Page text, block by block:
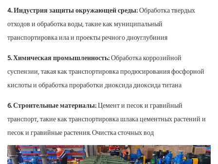
4. Индустрия защиты окружающей среды:Обработка твердых
отходов и обработка воды, такие как муниципальный
транспортировка ила и проекты речного дноуглубиния
5. Химическая промышленность:Обработка коррозийной
суспензии, такая как транспортировка продюсирования фосфорной
кислоты и обработка проработки диоксида диоксида титана
6. Строительные материалы:Цемент и песок и гравийный
транспорт, такие как транспортировка шлака цементных растений и
песок и гравийные растения. Очистка сточных вод